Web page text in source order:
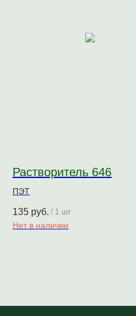
Растворитель 646
ПЭТ
135 руб. / 1 шт
Нет в наличии